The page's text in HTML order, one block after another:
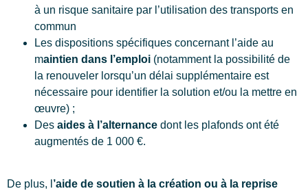
à un risque sanitaire par l’utilisation des transports en
commun
Les dispositions spécifiques concernant l’aide au
maintien dans l’emploi (notamment la possibilité de
la renouveler lorsqu’un délai supplémentaire est
nécessaire pour identifier la solution et/ou la mettre en
œuvre) ;
Des aides à l’alternance dont les plafonds ont été
augmentés de 1 000 €.
De plus, l ’aide de soutien à la création ou à la reprise